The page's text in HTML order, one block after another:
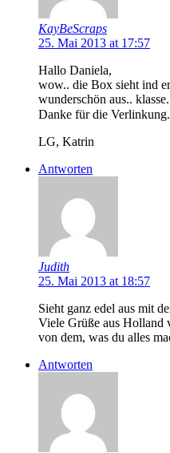
KayBeScraps
25. Mai 2013 at 17:57
Hallo Daniela,
wow.. die Box sieht ind
wunderschön aus..
Danke für die
LG, Katrin
Antworten
Judith
25. Mai 2013 at 18:57
Sieht ganz edel aus mit
Viele Grüße aus Holland
von dem, was du alles
Antworten